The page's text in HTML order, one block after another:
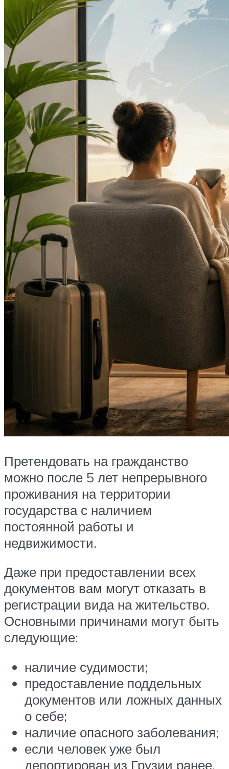
Претендовать на гражданство
можно после 5 лет непрерывного
проживания на территории
государства с наличием
постоянной работы и
недвижимости.
Даже при предоставлении всех
документов вам могут отказать в
регистрации вида на жительство.
Основными причинами могут быть
следующие:
наличие судимости;
предоставление поддельных
документов или ложных данных
о себе;
наличие опасного заболевания;
если человек уже был
депортирован из Грузии ранее.